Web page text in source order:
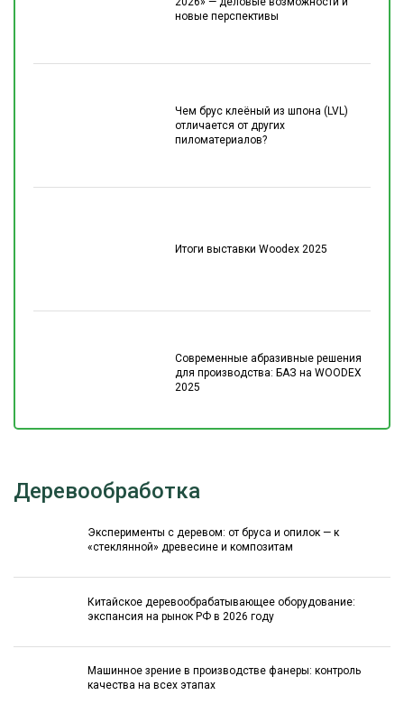
новые перспективы
Чем брус клеёный из шпона (LVL)
отличается от других
пиломатериалов?
Итоги выставки Woodex 2025
Современные абразивные решения
для производства: БАЗ на WOODEX
2025
Деревообработка
Эксперименты с деревом: от бруса и опилок — к
«стеклянной» древесине и композитам
Китайское деревообрабатывающее оборудование:
экспансия на рынок РФ в 2026 году
Машинное зрение в производстве фанеры: контроль
качества на всех этапах